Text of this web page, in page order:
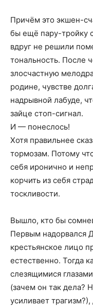
Причём это экшен-
бы ещё пару-тройку
вдруг не решили
тональность. После
злосчастную
родине, чувстве
надрывной лабуде,
зайце стоп-сигнал.
И — понеслось!
Хотя правильнее
тормозам. Потому
себя иронично и
корчить из себя
тоскливости.
Вышло, кто бы
Первым надорвался
крестьянское лицо
естественно. Тогда
слезящимися
(зачем он так дела?
усиливает